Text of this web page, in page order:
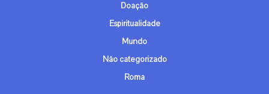
Doação
Espiritualidade
Mundo
Não categorizado
Roma